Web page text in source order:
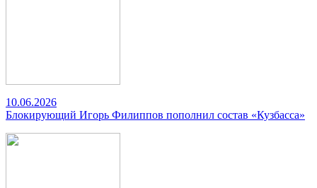
10.06.2026
Блокирующий Игорь Филиппов пополнил состав «Кузбасса»